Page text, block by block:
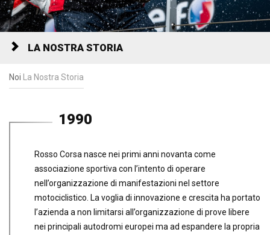
LA NOSTRA STORIA
Noi La Nostra Storia
1990
Rosso Corsa nasce nei primi anni novanta come
associazione sportiva con l’intento di operare
nell’organizzazione di manifestazioni nel settore
motociclistico. La voglia di innovazione e crescita ha portato
l’azienda a non limitarsi all’organizzazione di prove libere
nei principali autodromi europei ma ad espandere la propria